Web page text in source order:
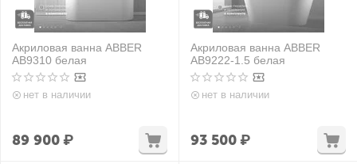
Акриловая ванна ABBER
AB9310 белая
нет в наличии
89 900₽
Акриловая ванна ABBER
AB9222-1.5 белая
нет в наличии
93 500₽